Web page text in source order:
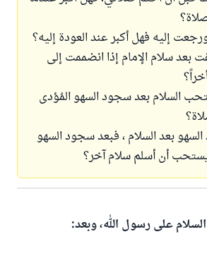
بعد سلام الإمام إذا انضممت إلى
السلام بعد سجود السهو المُؤدى
بعد السلام ، فبعد سجود السهو
أن أسلم سلام آخر؟
على رسول الله، وبعد: